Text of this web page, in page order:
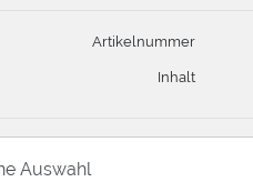
Artikelnummer
Inhalt